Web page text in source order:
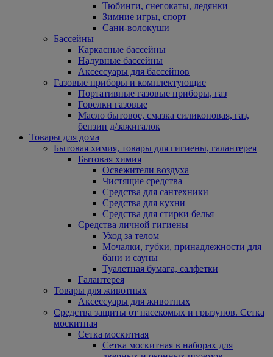
Тюбинги, снегокаты, ледянки
Зимние игры, спорт
Сани-волокуши
Бассейны
Каркасные бассейны
Надувные бассейны
Аксессуары для бассейнов
Газовые приборы и комплектующие
Портативные газовые приборы, газ
Горелки газовые
Масло бытовое, смазка силиконовая, газ,
бензин д/зажигалок
Товары для дома
Бытовая химия, товары для гигиены, галантерея
Бытовая химия
Освежители воздуха
Чистящие средства
Средства для сантехники
Средства для кухни
Средства для стирки белья
Средства личной гигиены
Уход за телом
Мочалки, губки, принадлежности для
бани и сауны
Туалетная бумага, салфетки
Галантерея
Товары для животных
Аксессуары для животных
Средства защиты от насекомых и грызунов. Сетка
москитная
Сетка москитная
Сетка москитная в наборах для